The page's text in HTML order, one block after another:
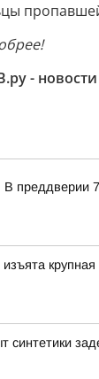
-
преддверии
крупная
синтетики